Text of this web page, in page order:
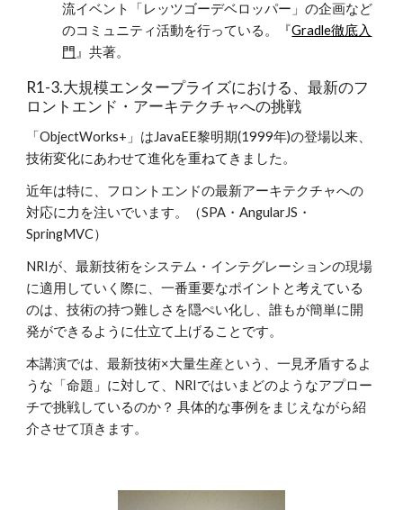
流イベント「レッツゴーデベロッパー」の企画など
のコミュニティ活動を行っている。『Gradle徹底入
門 』共著。
R1-3.大規模エンタープライズにおける、最新のフ
ロントエンド・アーキテクチャへの挑戦
「ObjectWorks+」はJavaEE黎明期(1999年)の登場以来、
技術変化にあわせて進化を重ねてきました。
近年は特に、フロントエンドの最新アーキテクチャへの
対応に力を注いでいます。（SPA・AngularJS・
SpringMVC）
NRIが、最新技術をシステム・インテグレーションの現場
に適用していく際に、一番重要なポイントと考えている
のは、技術の持つ難しさを隠ぺい化し、誰もが簡単に開
発ができるように仕立て上げることです。
本講演では、最新技術×大量生産という、一見矛盾するよ
うな「命題」に対して、NRIではいまどのようなアプロー
チで挑戦しているのか？ 具体的な事例をまじえながら紹
介させて頂きます。